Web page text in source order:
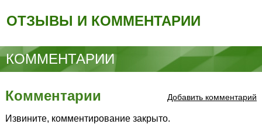
ОТЗЫВЫ И КОММЕНТАРИИ
КОММЕНТАРИИ
Комментарии Добавить комментарий
Извините, комментирование закрыто.